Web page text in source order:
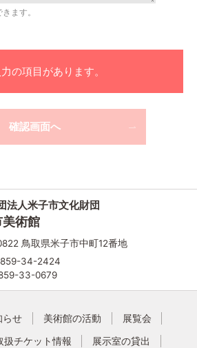
ます。
の項目があります。
法人米子市文化財団
術館
鳥取県米子市中町12番地
34-2424
33-0679
らせ 美術館の活動 展覧会
扱チケット情報 展示室の貸出